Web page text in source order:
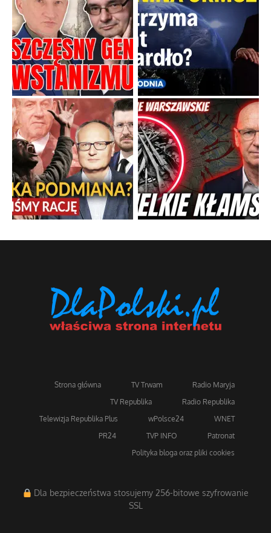
Strona główna TV Trwam
Radio Maryja
TV Republika
Radio Republika
Telewizja Republika Plus
wPolsce24
WNET
PR24
TVP INFO
Patronat
Polityka bloga oraz pliki cookies
Dla bezpieczeństwa stosujemy 256-bitowe szyfrowanie
SSL